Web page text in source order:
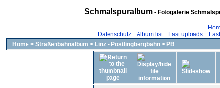
Schmalspuralbum- Fotogalerie
Datenschutz::Album list:: Last uploads::
Home > Straßenbahnalbum > Linz - Pöstlingbergbahn > PB